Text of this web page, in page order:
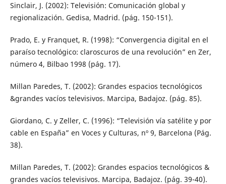
Sinclair, J. (2002): Televisión: Comunicación global y
regionalización. Gedisa, Madrid. (pág. 150-151).
Prado, E. y Franquet, R. (1998): “Convergencia digital en el
paraíso tecnológico: claroscuros de una revolución” en Zer,
número 4, Bilbao 1998 (pág. 17).
Millan Paredes, T. (2002): Grandes espacios tecnológicos
&grandes vacíos televisivos. Marcipa, Badajoz. (pág. 85).
Giordano, C. y Zeller, C. (1996): “Televisión vía satélite y por
cable en España” en Voces y Culturas, nº 9, Barcelona (Pág.
38).
Millan Paredes, T. (2002): Grandes espacios tecnológicos &
grandes vacíos televisivos. Marcipa, Badajoz. (pág. 39-40).